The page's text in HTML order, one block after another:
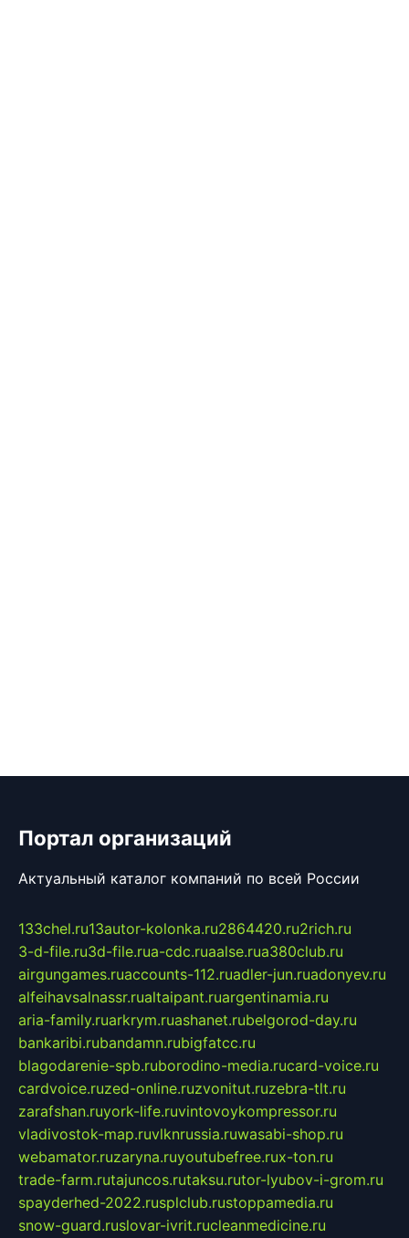
Портал организаций
Актуальный каталог компаний по всей России
133chel.ru13autor-kolonka.ru2864420.ru2rich.ru
3-d-file.ru3d-file.rua-cdc.ruaalse.rua380club.ru
airgungames.ruaccounts-112.ruadler-jun.ruadonyev.ru
alfeihavsalnassr.rualtaipant.ruargentinamia.ru
aria-family.ruarkrym.ruashanet.rubelgorod-day.ru
bankaribi.rubandamn.rubigfatcc.ru
blagodarenie-spb.ruborodino-media.rucard-voice.ru
cardvoice.ruzed-online.ruzvonitut.ruzebra-tlt.ru
zarafshan.ruyork-life.ruvintovoykompressor.ru
vladivostok-map.ruvlknrussia.ruwasabi-shop.ru
webamator.ruzaryna.ruyoutubefree.rux-ton.ru
trade-farm.rutajuncos.rutaksu.rutor-lyubov-i-grom.ru
spayderhed-2022.rusplclub.rustoppamedia.ru
snow-guard.ruslovar-ivrit.rucleanmedicine.ru